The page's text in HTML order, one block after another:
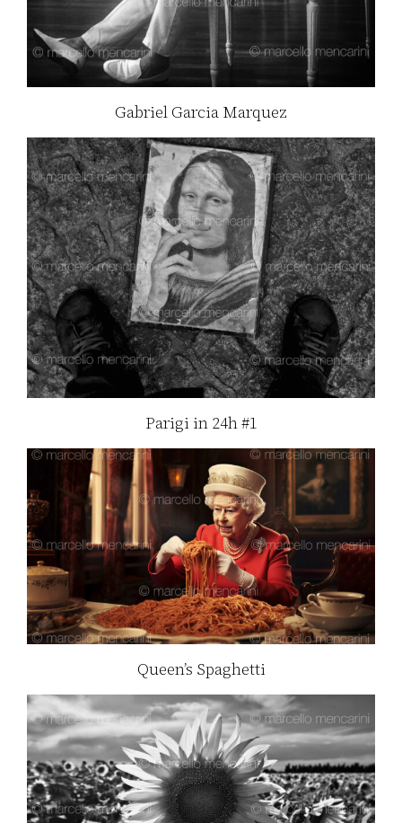
Gabriel Garcia Marquez
Parigi in 24h #1
Queen’s Spaghetti